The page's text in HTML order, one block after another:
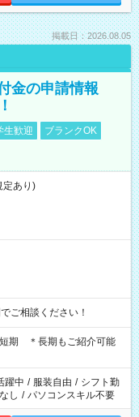
掲載日：2026.08.05
金の申請情報
生歓迎
ブランクOK
あり)
～21時間でご相談ください！
短期 ＊長期もご紹介可能
躍中 / 服装自由 / シフト勤
し / パソコンスキル不要